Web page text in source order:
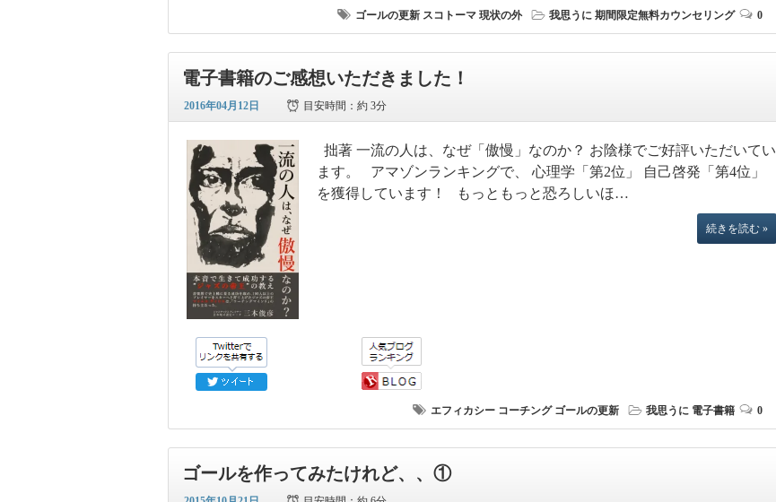
ゴールの更新 スコトーマ 現状の外 我思うに 期間限定無料カウンセリング 0
電子書籍のご感想いただきました！
2016年04月12日 目安時間：約 3分
拙著 一流の人は、なぜ「傲慢」なのか？ お陰様でご好評いただいてい
ます。 アマゾンランキングで、 心理学「第2位」 自己啓発「第4位」
を獲得しています！ もっともっと恐ろしいほ…
続きを読む »
エフィカシー コーチング ゴールの更新 我思うに 電子書籍 0
ゴールを作ってみたけれど、、①